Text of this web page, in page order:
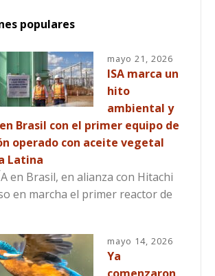
populares
mayo 21, 2026
ISA marca un
hito
ambiental y
Brasil con el primer equipo de
operado con aceite vegetal
Latina
en Brasil, en alianza con Hitachi
en marcha el primer reactor de
mayo 14, 2026
Ya